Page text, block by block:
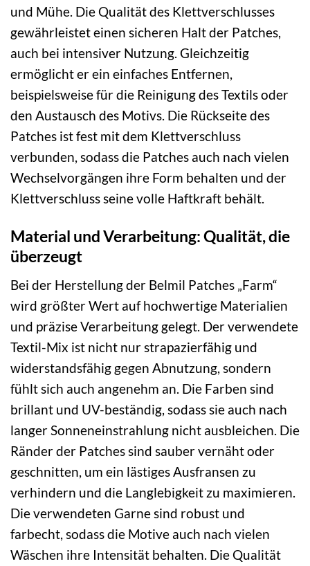
und Mühe. Die Qualität des Klettverschlusses
gewährleistet einen sicheren Halt der Patches,
auch bei intensiver Nutzung. Gleichzeitig
ermöglicht er ein einfaches Entfernen,
beispielsweise für die Reinigung des Textils oder
den Austausch des Motivs. Die Rückseite des
Patches ist fest mit dem Klettverschluss
verbunden, sodass die Patches auch nach vielen
Wechselvorgängen ihre Form behalten und der
Klettverschluss seine volle Haftkraft behält.
Material und Verarbeitung: Qualität, die
überzeugt
Bei der Herstellung der Belmil Patches „Farm“
wird größter Wert auf hochwertige Materialien
und präzise Verarbeitung gelegt. Der verwendete
Textil-Mix ist nicht nur strapazierfähig und
widerstandsfähig gegen Abnutzung, sondern
fühlt sich auch angenehm an. Die Farben sind
brillant und UV-beständig, sodass sie auch nach
langer Sonneneinstrahlung nicht ausbleichen. Die
Ränder der Patches sind sauber vernäht oder
geschnitten, um ein lästiges Ausfransen zu
verhindern und die Langlebigkeit zu maximieren.
Die verwendeten Garne sind robust und
farbecht, sodass die Motive auch nach vielen
Wäschen ihre Intensität behalten. Die Qualität